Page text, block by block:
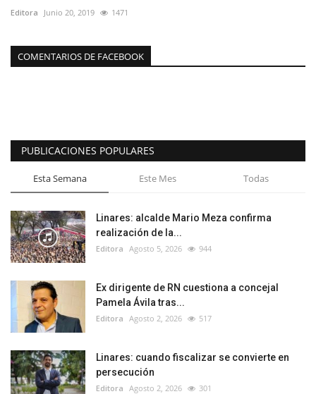
Editora Junio 20, 2019 1471
COMENTARIOS DE FACEBOOK
PUBLICACIONES POPULARES
Esta Semana Este Mes Todas
Linares: alcalde Mario Meza confirma
realización de la...
Editora Agosto 5, 2026 944
Ex dirigente de RN cuestiona a concejal
Pamela Ávila tras...
Editora Agosto 2, 2026 517
Linares: cuando fiscalizar se convierte en
persecución
Editora Agosto 2, 2026 301